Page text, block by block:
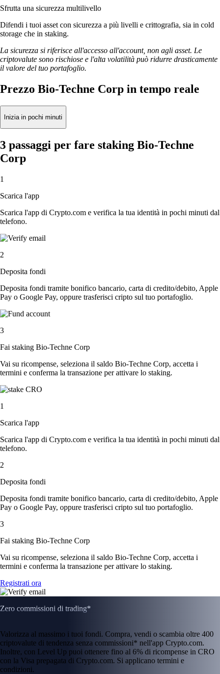
Sfrutta una sicurezza multilivello
Difendi i tuoi asset con sicurezza a più livelli e crittografia, sia in cold
storage che in staking.
La sicurezza si riferisce all'accesso all'account, non agli asset. Le
criptovalute sono rischiose e l'alta volatilità può ridurre drasticamente
il valore del tuo portafoglio.
Prezzo Bio-Techne Corp in tempo reale
Inizia in pochi minuti
3 passaggi per fare staking Bio-Techne
Corp
1
Scarica l'app
Scarica l'app di Crypto.com e verifica la tua identità in pochi minuti dal
telefono.
2
Deposita fondi
Deposita fondi tramite bonifico bancario, carta di credito/debito, Apple
Pay o Google Pay, oppure trasferisci cripto sul tuo portafoglio.
3
Fai staking Bio-Techne Corp
Vai su ricompense, seleziona il saldo Bio-Techne Corp, accetta i
termini e conferma la transazione per attivare lo staking.
1
Scarica l'app
Scarica l'app di Crypto.com e verifica la tua identità in pochi minuti dal
telefono.
2
Deposita fondi
Deposita fondi tramite bonifico bancario, carta di credito/debito, Apple
Pay o Google Pay, oppure trasferisci cripto sul tuo portafoglio.
3
Fai staking Bio-Techne Corp
Vai su ricompense, seleziona il saldo Bio-Techne Corp, accetta i
termini e conferma la transazione per attivare lo staking.
Registrati ora
Zero commissioni di trading*
Valorizza al massimo i tuoi fondi. Compra, vendi o scambia oltre 400
criptovalute di tendenza senza commissioni* nell'app Crypto.com.
Inoltre, con Level Up puoi ottenere fino al 6% di ricompense in CRO
con la Visa prepagata di Crypto.com. Si applicano termini e
condizioni.